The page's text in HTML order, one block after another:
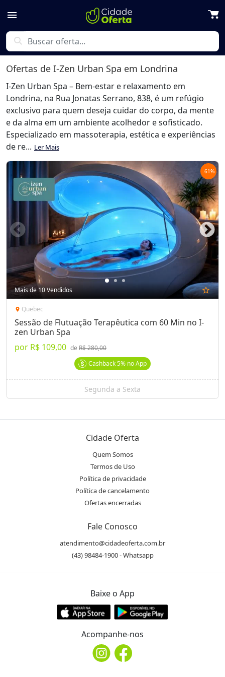
menu
search
Ofertas de I-Zen Urban Spa em Londrina
I-Zen Urban Spa – Bem-estar e relaxamento em
Londrina, na Rua Jonatas Serrano, 838, é um refúgio
exclusivo para quem deseja cuidar do corpo, da mente
e da alma em um ambiente acolhedor e sofisticado.
Especializado em massoterapia, estética e experiências
de re... Ler Mais
-61%
Mais de 10 Vendidos star_outline
location_on Quebec
Sessão de Flutuação Terapêutica com 60 Min no I-
zen Urban Spa
por R$ 109,00 de R$ 280,00
Cashback5% no App
Segunda a Sexta
Cidade Oferta
Quem Somos
Termos de Uso
Política de privacidade
Política de cancelamento
Ofertas encerradas
Fale Conosco
atendimento@cidadeoferta.com.br
(43) 98484-1900 - Whatsapp
Baixe o App
Acompanhe-nos